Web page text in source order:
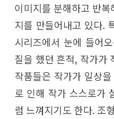
이미지를 분해하고 반
지를 만들어내고 있다.
시리즈에서 눈에 들어
질을 했던 흔적, 작가가
작품들은 작가가 일상
로 인해 작가 스스로가
럼 느껴지기도 한다. 조